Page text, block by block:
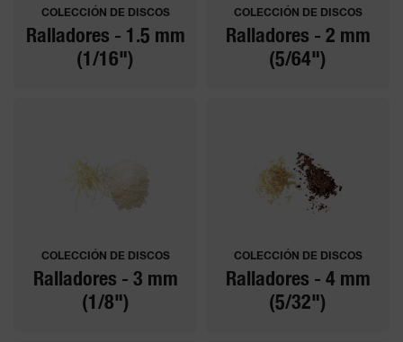
COLECCIÓN DE DISCOS
Ralladores - 1.5 mm
(1/16")
COLECCIÓN DE DISCOS
Ralladores - 2 mm
(5/64")
COLECCIÓN DE DISCOS
Ralladores - 3 mm
(1/8")
COLECCIÓN DE DISCOS
Ralladores - 4 mm
(5/32")